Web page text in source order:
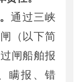
通过三峡
（ 以下简
闸船舶报
瞒报、错